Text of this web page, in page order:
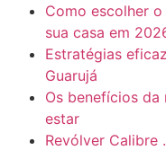
Como escolher
sua casa em
Estratégias
Guarujá
Os benefícios da
estar
Revólver Calibre